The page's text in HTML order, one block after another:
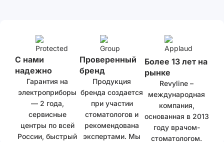
С нами
надежно
Гарантия на
электроприборы
— 2 года,
сервисные
центры по всей
России, быстрый
Проверенный
бренд
Продукция
бренда создается
при участии
стоматологов и
рекомендована
экспертами. Мы
Более 13 лет на
рынке
Revyline –
международная
компания,
основанная в 2013
году врачом-
стоматологом.